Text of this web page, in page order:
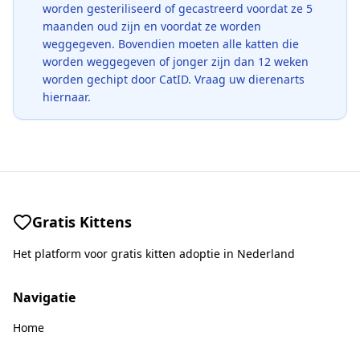
worden gesteriliseerd of gecastreerd voordat ze 5
maanden oud zijn en voordat ze worden
weggegeven. Bovendien moeten alle katten die
worden weggegeven of jonger zijn dan 12 weken
worden gechipt door CatID. Vraag uw dierenarts
hiernaar.
Gratis Kittens
Het platform voor gratis kitten adoptie in Nederland
Navigatie
Home